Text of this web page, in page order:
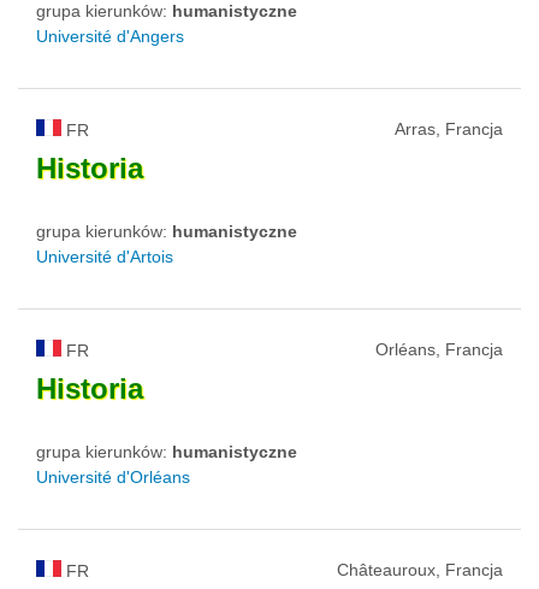
grupa kierunków: humanistyczne
Université d'Angers
FR Arras, Francja
Historia
grupa kierunków: humanistyczne
Université d'Artois
FR Orléans, Francja
Historia
grupa kierunków: humanistyczne
Université d'Orléans
FR Châteauroux, Francja